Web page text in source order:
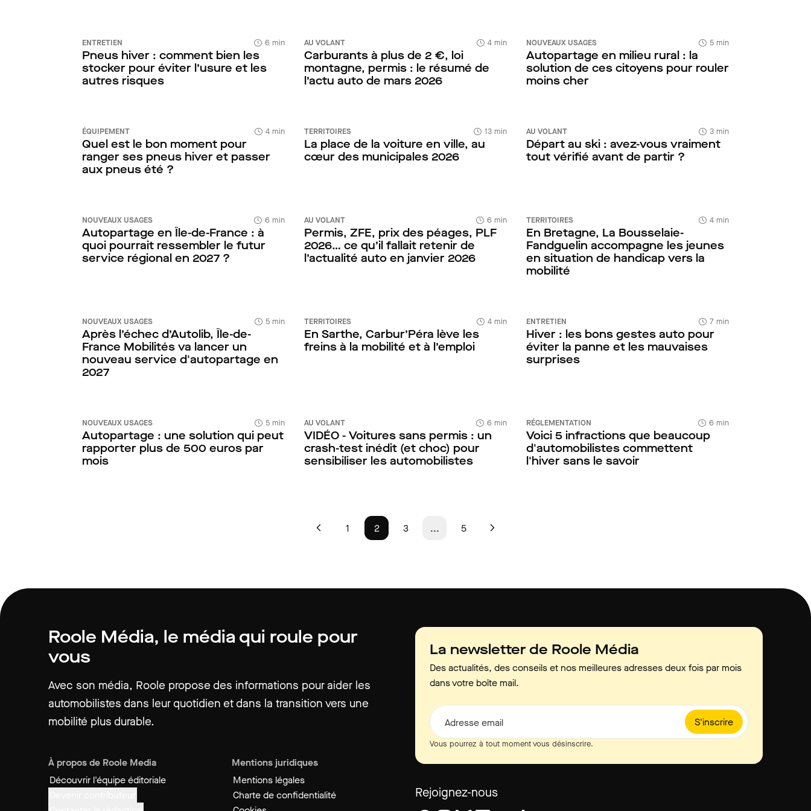
ENTRETIEN 6 min
Pneus hiver : comment bien les
stocker pour éviter l’usure et les
autres risques
AU VOLANT 4 min
Carburants à plus de 2 €, loi
montagne, permis : le résumé de
l’actu auto de mars 2026
NOUVEAUX USAGES 5 min
Autopartage en milieu rural : la
solution de ces citoyens pour rouler
moins cher
ÉQUIPEMENT 4 min
Quel est le bon moment pour
ranger ses pneus hiver et passer
aux pneus été ?
TERRITOIRES 13 min
La place de la voiture en ville, au
cœur des municipales 2026
AU VOLANT 3 min
Départ au ski : avez-vous vraiment
tout vérifié avant de partir ?
NOUVEAUX USAGES 6 min
Autopartage en Île-de-France : à
quoi pourrait ressembler le futur
service régional en 2027 ?
AU VOLANT 6 min
Permis, ZFE, prix des péages, PLF
2026… ce qu’il fallait retenir de
l’actualité auto en janvier 2026
TERRITOIRES 4 min
En Bretagne, La Bousselaie-
Fandguelin accompagne les jeunes
en situation de handicap vers la
mobilité
NOUVEAUX USAGES 5 min
Après l’échec d’Autolib, Île-de-
France Mobilités va lancer un
nouveau service d'autopartage en
2027
TERRITOIRES 4 min
En Sarthe, Carbur’Péra lève les
freins à la mobilité et à l’emploi
ENTRETIEN 7 min
Hiver : les bons gestes auto pour
éviter la panne et les mauvaises
surprises
NOUVEAUX USAGES 5 min
Autopartage : une solution qui peut
rapporter plus de 500 euros par
mois
AU VOLANT 6 min
VIDÉO - Voitures sans permis : un
crash-test inédit (et choc) pour
sensibiliser les automobilistes
RÉGLEMENTATION 6 min
Voici 5 infractions que beaucoup
d'automobilistes commettent
l'hiver sans le savoir
1 2 3 ... 5
Roole Média, le média qui roule pour
vous
Avec son média, Roole propose des informations pour aider les
automobilistes dans leur quotidien et dans la transition vers une
mobilité plus durable.
À propos de Roole Media
Découvrir l'équipe éditoriale
Mentions juridiques
Mentions légales
Charte de confidentialité
La newsletter de Roole Média
Des actualités, des conseils et nos meilleures adresses deux fois par mois
dans votre boîte mail.
S'inscrire
Adresse email
Vous pourrez à tout moment vous désinscrire.
Rejoignez-nous